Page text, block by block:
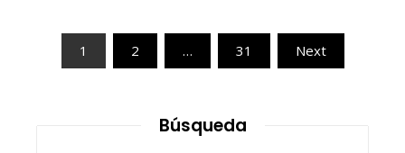
Paginación
entradas
1 2 … 31 Next
Búsqueda